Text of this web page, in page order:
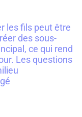
les fils peut être
des sous-
ce qui rend
Les questions